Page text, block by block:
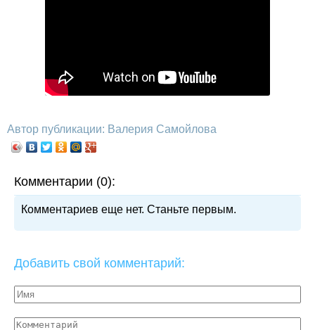
Автор публикации: Валерия Самойлова
Комментарии (0):
Комментариев еще нет. Станьте первым.
Добавить свой комментарий: